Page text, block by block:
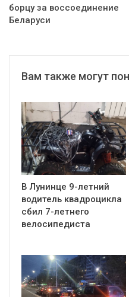
борцу за воссоединение
Беларуси
Вам также могут
В Лунинце 9-летний
водитель квадроцикла
сбил 7-летнего
велосипедиста